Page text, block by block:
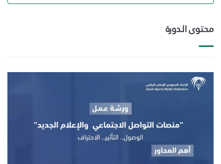
محتوى الدورة